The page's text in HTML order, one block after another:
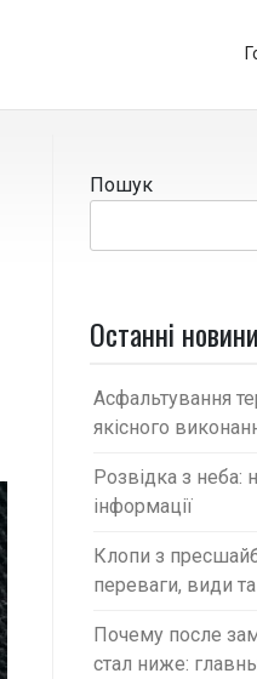
Пошук
Останні новини
Асфальтування
якісного
Розвідка з неба:
інформації
Клопи з
переваги, види
Почему после
стал ниже: